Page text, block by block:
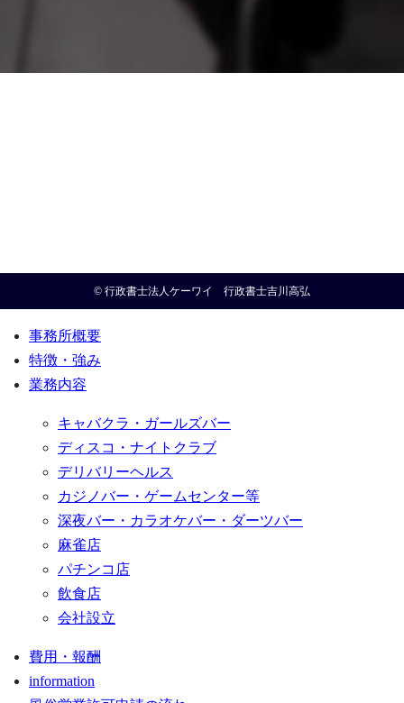
© 行政書士法人ケーワイ 行政書士吉川高弘
事務所概要
特徴・強み
業務内容
キャバクラ・ガールズバー
ディスコ・ナイトクラブ
デリバリーヘルス
カジノバー・ゲームセンター等
深夜バー・カラオケバー・ダーツバー
麻雀店
パチンコ店
飲食店
会社設立
費用・報酬
information